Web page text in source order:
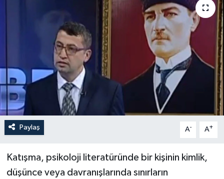
Paylaş A- A+
Katışma, psikoloji literatüründe bir kişinin kimlik,
düşünce veya davranışlarında sınırların